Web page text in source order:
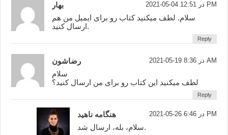
بهار 2021-05-04 در 12:51 PM
سلام. لطف میکنید کتاب رو برای ایمیل من هم
ارسال کنید.
Reply
رضاشون 2021-05-19 در 8:36 AM
سلام
لطف میکنید این کتاب رو برای من ارسال کنید؟
Reply
هنگامه ناهید 2021-05-26 در 6:46 PM
سلام، بله، ارسال شد.